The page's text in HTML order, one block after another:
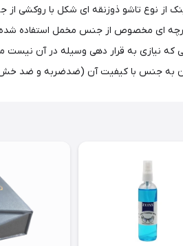
نوع تاشو ذوزنقه ای شکل با روکشی از
ای مخصوص از جنس مخمل استفاده
نیازی به قرار دهی وسیله در آن نیست
به جنس با کیفیت آن (ضدضربه و ضد